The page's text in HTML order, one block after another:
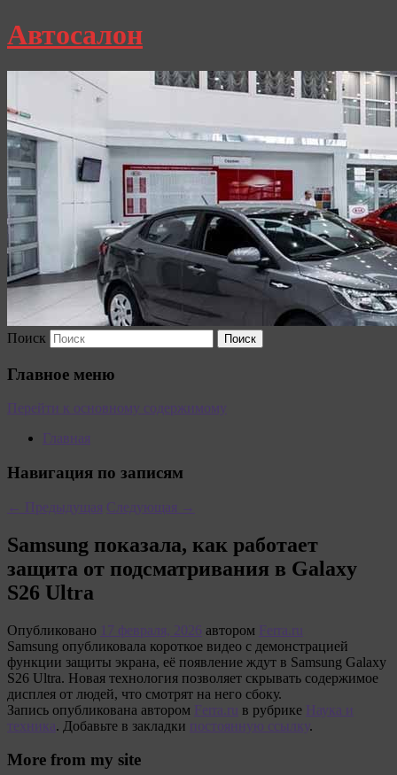
Автосалон
Поиск
Главное меню
Перейти к основному содержимому
Главная
Навигация по записям
← Предыдущая Следующая →
Samsung показала, как работает
защита от подсматривания в Galaxy
S26 Ultra
Опубликовано 17 февраля, 2026 автором Ferra.ru
Samsung опубликовала короткое видео с демонстрацией
функции защиты экрана, её появление ждут в Samsung Galaxy
S26 Ultra. Новая технология позволяет скрывать содержимое
дисплея от людей, что смотрят на него сбоку.
Запись опубликована автором Ferra.ru в рубрике Наука и
техника. Добавьте в закладки постоянную ссылку.
More from my site